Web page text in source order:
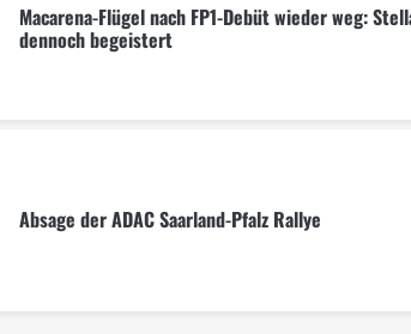
Macarena-Flügel nach FP1-Debüt wieder weg:
dennoch begeistert
Absage der ADAC Saarland-Pfalz Rallye